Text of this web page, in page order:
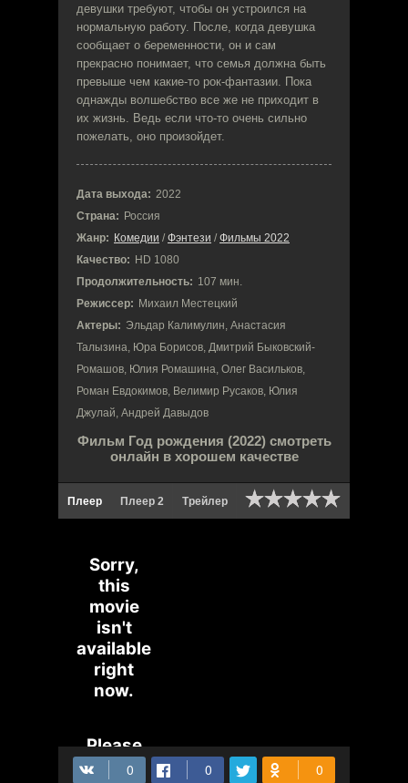
девушки требуют, чтобы он устроился на
нормальную работу. После, когда девушка
сообщает о беременности, он и сам
прекрасно понимает, что семья должна быть
превыше чем какие-то рок-фантазии. Пока
однажды волшебство все же не приходит в
их жизнь. Ведь если что-то очень сильно
пожелать, оно произойдет.
Дата выхода: 2022
Страна: Россия
Жанр: Комедии / Фэнтези / Фильмы 2022
Качество: HD 1080
Продолжительность: 107 мин.
Режиссер: Михаил Местецкий
Актеры: Эльдар Калимулин, Анастасия
Талызина, Юра Борисов, Дмитрий Быковский-
Ромашов, Юлия Ромашина, Олег Васильков,
Роман Евдокимов, Велимир Русаков, Юлия
Джулай, Андрей Давыдов
Фильм Год рождения (2022) смотреть
онлайн в хорошем качестве
Плеер Плеер 2 Трейлер